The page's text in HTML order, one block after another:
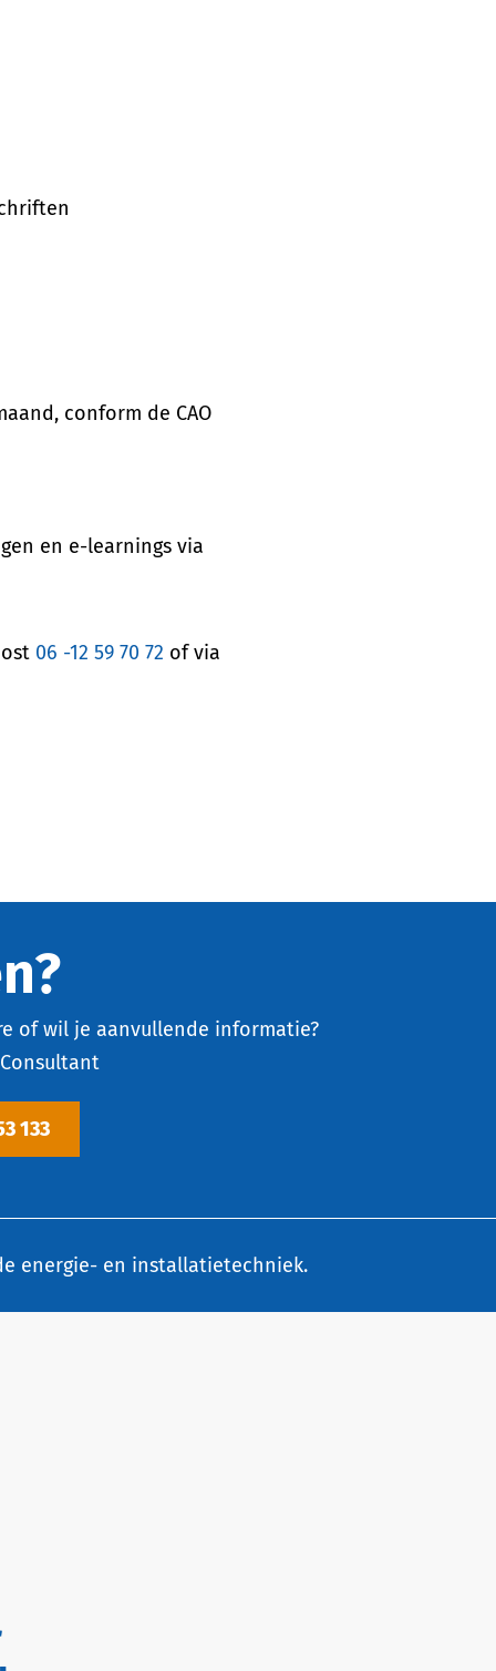
conform de CAO
en e-learnings via
06 -12 59 70 72 of via
of wil je aanvullende informatie?
Consultant
133
energie- en installatietechniek.